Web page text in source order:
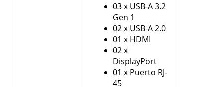
03 x USB-A 3.2
Gen 1
02 x USB-A 2.0
01 x HDMI
02 x
DisplayPort
01 x Puerto RJ-
45